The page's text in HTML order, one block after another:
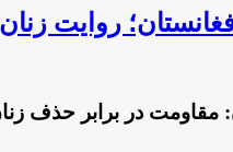
روایت
مقاومت در برابر حذف